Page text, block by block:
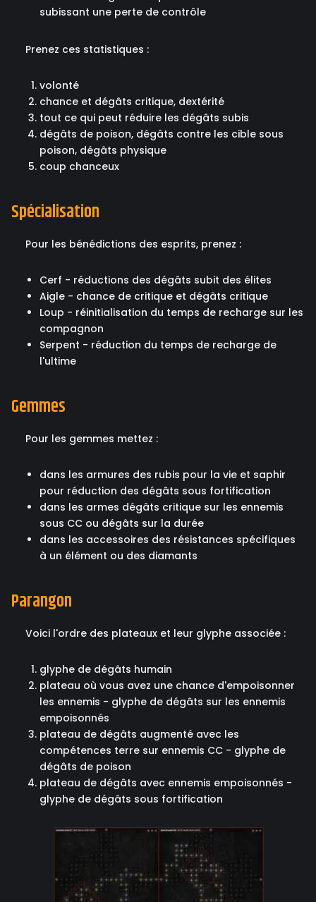
subissant une perte de contrôle
Prenez ces statistiques :
volonté
chance et dégâts critique, dextérité
tout ce qui peut réduire les dégâts subis
dégâts de poison, dégâts contre les cible sous
poison, dégâts physique
coup chanceux
Spécialisation
Pour les bénédictions des esprits, prenez :
Cerf - réductions des dégâts subit des élites
Aigle - chance de critique et dégâts critique
Loup - réinitialisation du temps de recharge sur les
compagnon
Serpent - réduction du temps de recharge de
l'ultime
Gemmes
Pour les gemmes mettez :
dans les armures des rubis pour la vie et saphir
pour réduction des dégâts sous fortification
dans les armes dégâts critique sur les ennemis
sous CC ou dégâts sur la durée
dans les accessoires des résistances spécifiques
à un élément ou des diamants
Parangon
Voici l'ordre des plateaux et leur glyphe associée :
glyphe de dégâts humain
plateau où vous avez une chance d'empoisonner
les ennemis - glyphe de dégâts sur les ennemis
empoisonnés
plateau de dégâts augmenté avec les
compétences terre sur ennemis CC - glyphe de
dégâts de poison
plateau de dégâts avec ennemis empoisonnés -
glyphe de dégâts sous fortification